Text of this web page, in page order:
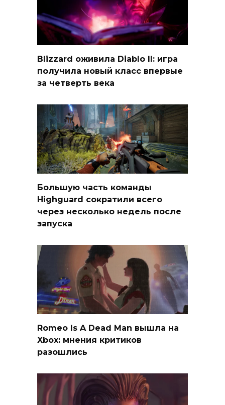
Blizzard оживила Diablo II: игра
получила новый класс впервые
за четверть века
Большую часть команды
Highguard сократили всего
через несколько недель после
запуска
Romeo Is A Dead Man вышла на
Xbox: мнения критиков
разошлись